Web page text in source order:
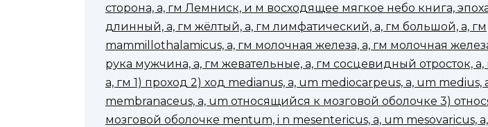
сторона, а, гм Лемниск, и м восходящее мягкое небо книга,
длинный, а, гм жёлтый, а, гм лимфатический, а, гм большой, а, гм
mammillothalamicus, а, гм молочная железа, а, гм молочная
рука мужчина, а, гм жевательные, а, гм сосцевидный отросток,
а, гм 1) проход 2) ход medianus, a, um mediocarpeus, a, um medius,
membranaceus, a, um относящийся к мозговой оболочке 3)
мозговой оболочке mentum, i n mesentericus, a, um mesovaricus,